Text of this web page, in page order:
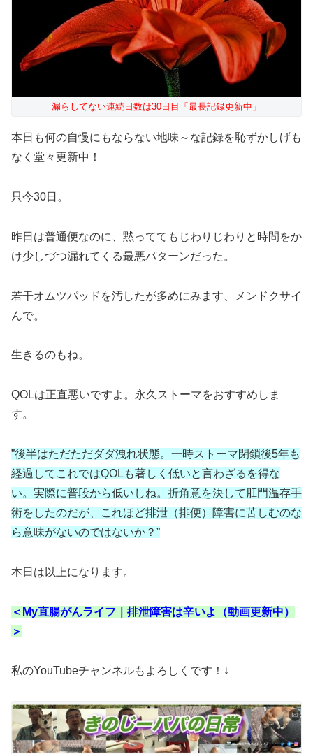
漏らしてない連続日数は30日目「最長記録更新中」
本日も何の自慢にもならない地味～な記録を恥ずかしげも
なく堂々更新中！
只今30日。
昨日は普通便なのに、黙っててもじわりじわりと時間をか
け少しづつ漏れてくる最悪パターンだった。
若干オムツパッドを汚したが多めにみます、メンドクサイ
んで。
生きるのもね。
QOLは正直悪いですよ。永久ストーマをおすすめしま
す。
”後半はただただダダ洩れ状態。一時ストーマ閉鎖後5年も
経過してこれではQOLも著しく低いと言わざるを得な
い。実際に普段から低いしね。折角意を決して肛門温存手
術をしたのだが、これほど排泄（排便）障害に苦しむのな
ら意味がないのではないか？”
本日は以上になります。
＜My直腸がんライフ｜排泄障害は辛いよ（動画更新中）
＞
私のYouTubeチャンネルもよろしくです！↓